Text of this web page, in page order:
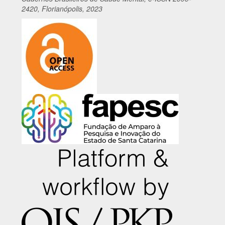
2420, Florianópolis, 2023